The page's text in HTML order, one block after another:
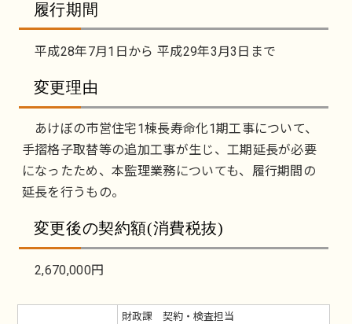
履行期間
平成28年7月1日から 平成29年3月3日まで
変更理由
あけぼの市営住宅1棟長寿命化1期工事について、
手摺格子取替等の追加工事が生じ、工期延長が必要
になったため、本監理業務についても、履行期間の
延長を行うもの。
変更後の契約額(消費税抜)
2,670,000円
財政課 契約・検査担当